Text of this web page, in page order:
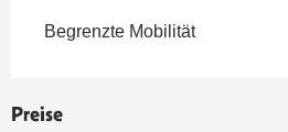
Begrenzte Mobilität
Preise